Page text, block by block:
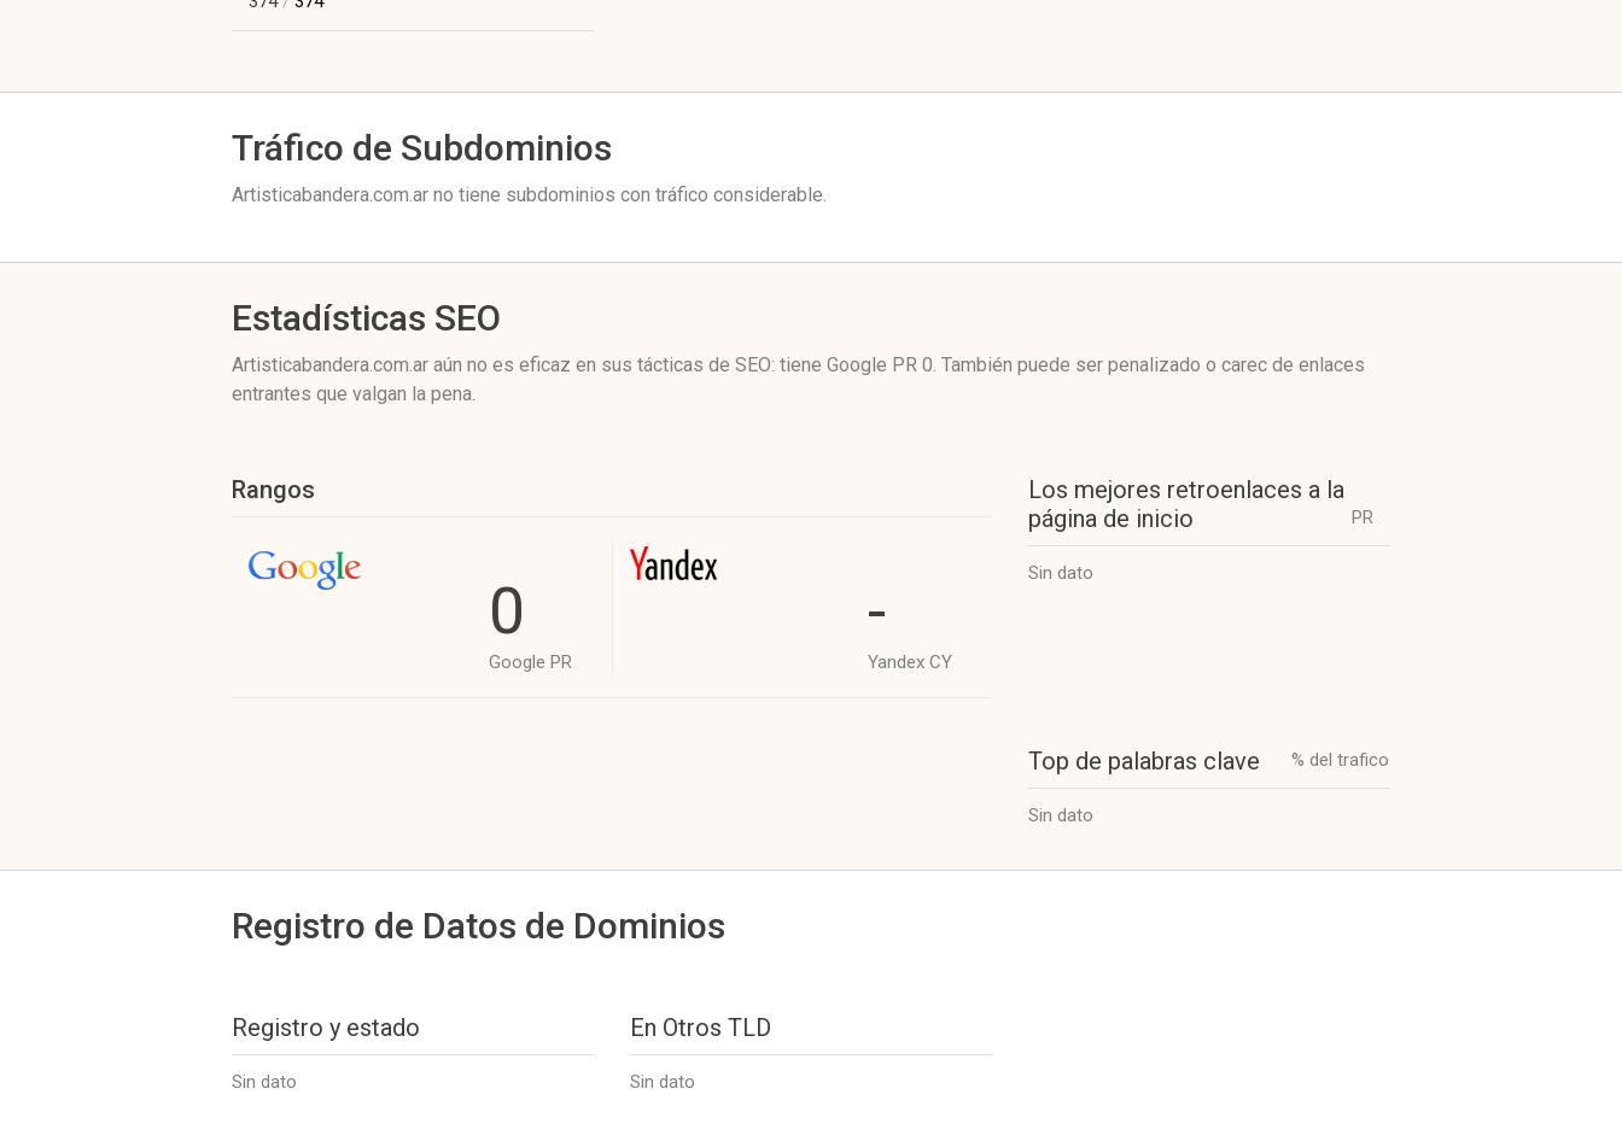
Tráfico de Subdominios
Artisticabandera.com.ar no tiene subdominios con tráfico considerable.
Estadísticas SEO
Artisticabandera.com.ar aún no es eficaz en sus tácticas de SEO: tiene Google PR 0. También puede ser penalizado o carec de enlaces
entrantes que valgan la pena.
Rangos
0
Google PR
-
Yandex CY
Los mejores retroenlaces a la
página de inicio
PR
Sin dato
Top de palabras clave % del trafico
Sin dato
Registro de Datos de Dominios
Registro y estado
Sin dato
En Otros TLD
Sin dato